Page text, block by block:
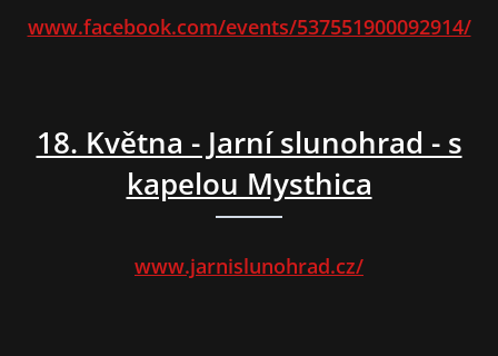
www.facebook.com/events/537551900092914/
18. Května - Jarní slunohrad - s
kapelou Mysthica
www.jarnislunohrad.cz/